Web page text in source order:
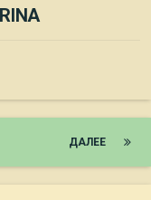
ДАЛЕЕ